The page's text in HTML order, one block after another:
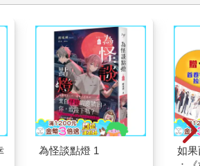
為怪談點燈 1
如